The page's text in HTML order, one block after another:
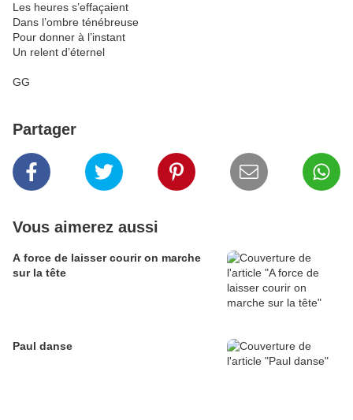
Les heures s’effaçaient
Dans l’ombre ténébreuse
Pour donner à l’instant
Un relent d’éternel
GG
Partager
Vous aimerez aussi
A force de laisser courir on marche
sur la tête
Paul danse